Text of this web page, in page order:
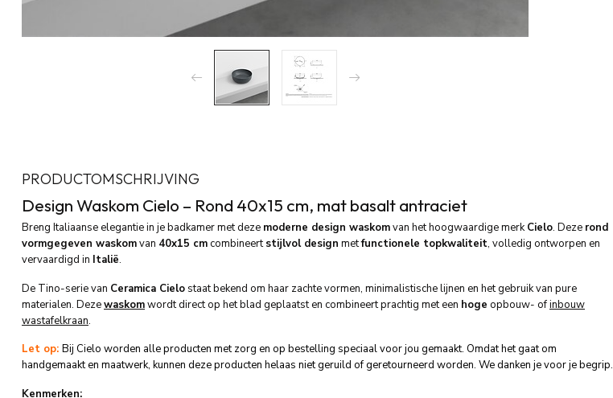
PRODUCTOMSCHRIJVING
Design Waskom Cielo – Rond 40x15 cm, mat basalt antraciet
Breng Italiaanse elegantie in je badkamer met deze moderne design waskomvan het hoogwaardige merkCielo. Deze rond
vormgegeven waskomvan 40x15 cmcombineertstijlvol design metfunctionele topkwaliteit, volledig ontworpen en
vervaardigd in Italië.
De Tino-serie van Ceramica Cielo staat bekend om haar zachte vormen, minimalistische lijnen en het gebruik van pure
materialen. Dezewaskomwordt direct op het blad geplaatst en combineert prachtig met een hoge opbouw- ofinbouw
wastafelkraan.
Let op: Bij Cielo worden alle producten met zorg en op bestelling speciaal voor jou gemaakt. Omdat het gaat om
handgemaakt en maatwerk, kunnen deze producten helaas niet geruild of geretourneerd worden. We danken je voor je begrip.
Kenmerken: